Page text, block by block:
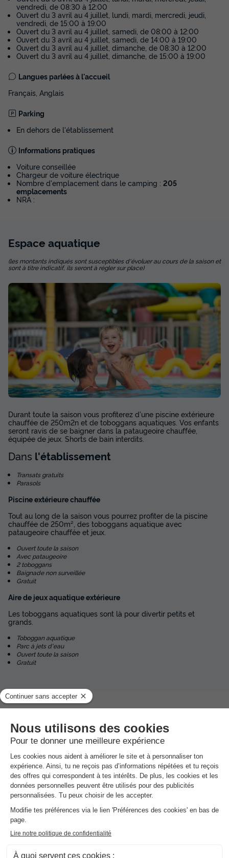
MOBILHOME 6 personnes - MH Famille
Eco Clim 6 pers
Annulation gratuite
Surface
MOBILHOME 6 personnes - MH Famille Eco Clim 6 pers
du13/09/2026au 20/09/2026
Modifier les dates
Voir les disponibilités
MOBILHOME 6 personnes - Famille Clim 6
personnes
Annulation gratuite
Récent
Surface
34m²
Adultes
6
Chambres
3
Salle de bain
1
Terrasse semi-couverte
Cafetière
Lave-vaisselle
+ 7
MOBILHOME 6 personnes - Famille Clim 6 personnes
Meilleur prix pour 7 nuits
Modifier les dates
Voir les disponibilités
vendredi, de 08:30 à 12:00
Ouvert du 3 avril au 4 juillet, lundi, mardi, mercredi, jeudi,
vendredi, de 15:00 à 19:00
Ouvert du 3 avril au 4 juillet, samedi, de 08:00 à 12:00
Ouvert du 3 avril au 4 juillet, samedi, de 14:00 à 19:00
Ouvert du 3 avril au 4 juillet, dimanche, de 08:30 à 12:00
Ouvert du 3 avril au 4 juillet, dimanche, de 15:00 à 19:00
Langues parlées à l'accueil
Français, Anglais
Parking
En dehors de l'établissement
Informations pratiques
Voiture conseillée
Chargeur de voiture électrique
Nombre d'emplacement dans le camping : 205
emplacements
NRA :
Espace aquatique
(les montants indiqués sont susceptibles d'évoluer au cours de la saison et
sont à titre indicatif, ils seront à régler sur place)
Durant toute la saison vous profiterez d'une piscine extérieure
chauffée de 250m2n et de toboggans aquatiques. Vos enfants
seront ravis de se baigner dans la pataugeoire chauffée,
équipée de jeux. Shorts de bain interdits.
Dans l'établissement
Transats gratuits
Parasols
Piscine extérieure chauffée
Tout au long de la saison vous pourrez profiter de la piscine
chauffée de 250m², des toboggans aquatique avec
pataugeoire chauffée et jeux.
Ouvert toute la saison
Avec pataugeoire
2 toboggans
Baignade non surveillée
Gratuit
Aire de jeux aquatique extérieure
Les toboggans aquatiques sont là pour divertir petits et
grands.
Toboggan aquatique
Parc à jets d'eau
Ouvert toute la saison
Gratuit
Activités et animations proposées
Espace aquatique, Animations, Sports et Loisirs
Services sur place et à proximité
Santé et Bien-être, Commerces et Restauration, Locations
Avis sur Camping Les Peupliers